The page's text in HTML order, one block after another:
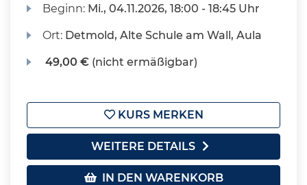
Beginn: Mi., 04.11.2026, 18:00 - 18:45 Uhr
Ort: Detmold, Alte Schule am Wall, Aula
49,00 € (nicht ermäßigbar)
KURS MERKEN
WEITERE DETAILS
IN DEN WARENKORB